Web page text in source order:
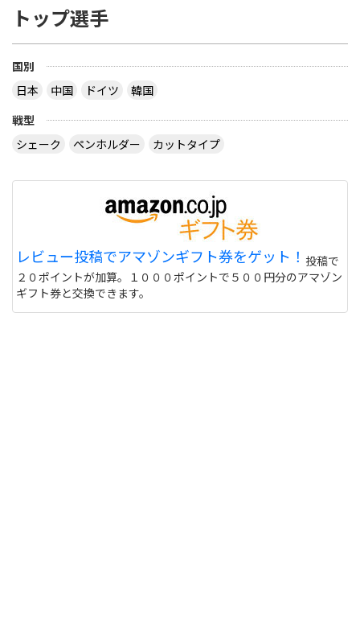
トップ選手
国別
日本
中国 ドイツ
韓国
戦型
シェーク
ペンホルダー カットタイプ
レビュー投稿でアマゾンギフト券をゲット！ 投稿で
２０ポイントが加算。１０００ポイントで５００円分のアマゾン
ギフト券と交換できます。